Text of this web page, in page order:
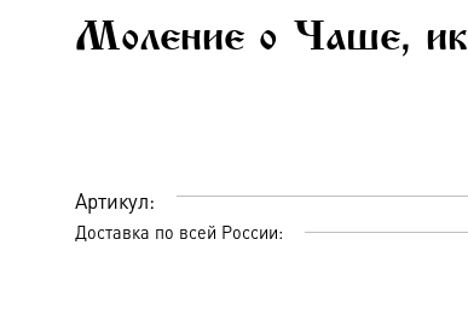
Моление о Чаше,
Артикул:
Доставка по всей России: